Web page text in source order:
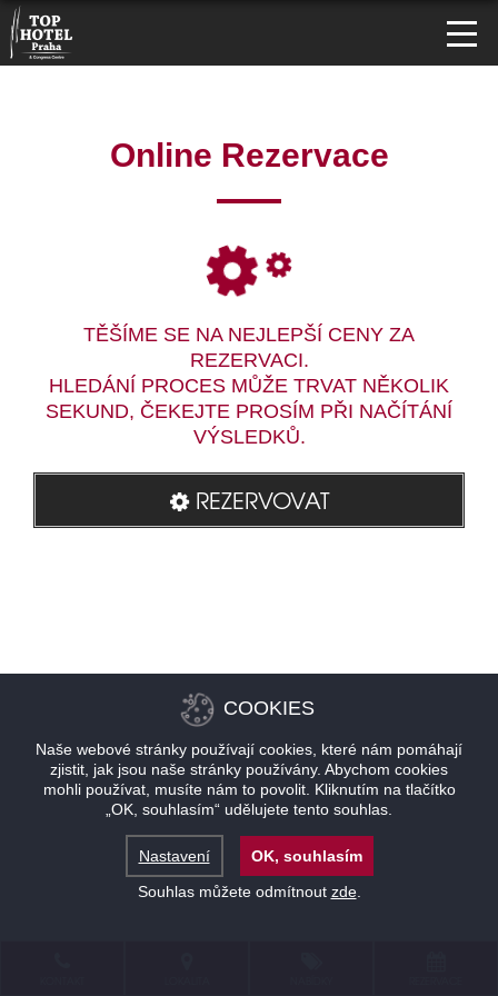
Online Rezervace
TĚŠÍME SE NA NEJLEPŠÍ CENY ZA
REZERVACI.
HLEDÁNÍ PROCES MŮŽE TRVAT NĚKOLIK
SEKUND, ČEKEJTE PROSÍM PŘI NAČÍTÁNÍ
VÝSLEDKŮ.
REZERVOVAT
COOKIES
Naše webové stránky používají cookies, které nám pomáhají
zjistit, jak jsou naše stránky používány. Abychom cookies
mohli používat, musíte nám to povolit. Kliknutím na tlačítko
„OK, souhlasím“ udělujete tento souhlas.
Nastavení
OK, souhlasím
Souhlas můžete odmítnout zde.